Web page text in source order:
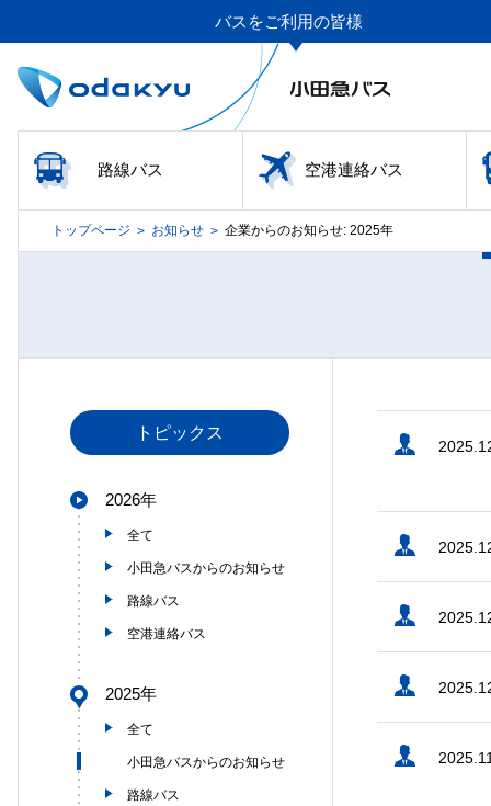
バスをご利用の皆様
路線バス 空港連絡バス
トップページ > お知らせ > 企業からのお知らせ: 2025年
トピックス
2026年
全て
小田急バスからのお知らせ
路線バス
空港連絡バス
2025年
全て
小田急バスからのお知らせ
路線バス